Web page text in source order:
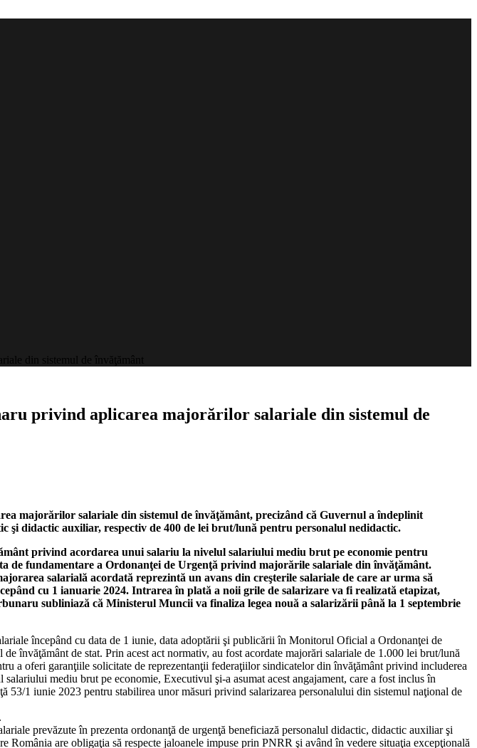
din sistemul de învăţământ
privind aplicarea majorărilor salariale din sistemul de
majorărilor salariale din sistemul de învăţământ, precizând că Guvernul a îndeplinit
didactic auxiliar, respectiv de 400 de lei brut/lună pentru personalul nedidactic.
privind acordarea unui salariu la nivelul salariului mediu brut pe economie pentru
de fundamentare a Ordonanţei de Urgenţă privind majorările salariale din învăţământ.
salarială acordată reprezintă un avans din creşterile salariale de care ar urma să
cu 1 ianuarie 2024. Intrarea în plată a noii grile de salarizare va fi realizată etapizat,
subliniază că Ministerul Muncii va finaliza legea nouă a salarizării până la 1 septembrie
începând cu data de 1 iunie, data adoptării şi publicării în Monitorul Oficial a Ordonanţei de
învăţământ de stat. Prin acest act normativ, au fost acordate majorări salariale de 1.000 lei brut/lună
a oferi garanţiile solicitate de reprezentanţii federaţiilor sindicatelor din învăţământ privind includerea
mediu brut pe economie, Executivul şi-a asumat acest angajament, care a fost inclus în
1 iunie 2023 pentru stabilirea unor măsuri privind salarizarea personalului din sistemul naţional de
prevăzute în prezenta ordonanţă de urgenţă beneficiază personalul didactic, didactic auxiliar şi
are obligaţia să respecte jaloanele impuse prin PNRR şi având în vedere situaţia excepţională